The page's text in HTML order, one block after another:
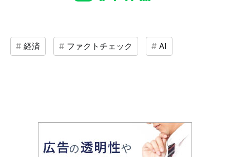
経済 ファクトチェック AI